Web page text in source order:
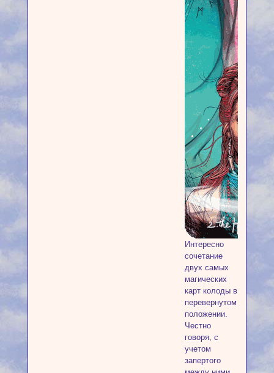
Интересно
сочетание
двух самых
магических
карт колоды в
перевернутом
положении.
Честно
говоря, с
учетом
запертого